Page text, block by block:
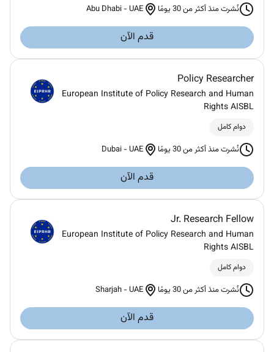
نُشرت منذ أكثر من 30 يومًا Abu Dhabi -UAE
قدم الآن
Policy Researcher
European Institute of Policy Research and Human
Rights AISBL
دوام كامل
نُشرت منذ أكثر من 30 يومًا Dubai -UAE
قدم الآن
Jr. Research Fellow
European Institute of Policy Research and Human
Rights AISBL
دوام كامل
نُشرت منذ أكثر من 30 يومًا Sharjah -UAE
قدم الآن